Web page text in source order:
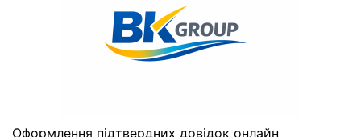
Оформлення підтвердних довідок онлайн